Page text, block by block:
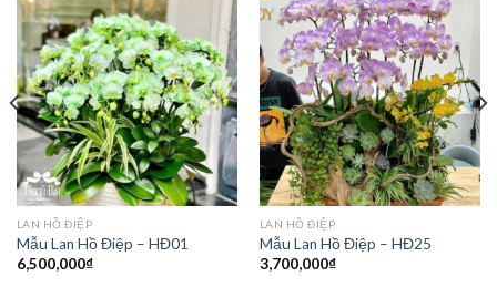
LAN HỒ ĐIỆP
Mẫu Lan Hồ Điệp – HĐ01
6,500,000₫
LAN HỒ ĐIỆP
Mẫu Lan Hồ Điệp – HĐ25
3,700,000₫